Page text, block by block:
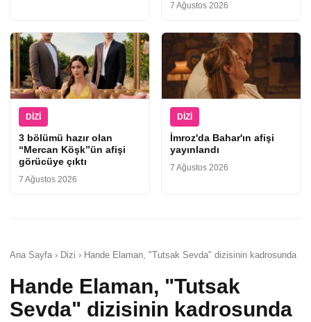
7 Ağustos 2026
DIZI
3 bölümü hazır olan
“Mercan Köşk”ün afişi
görücüye çıktı
7 Ağustos 2026
DIZI
İmroz'da Bahar'ın afişi
yayınlandı
7 Ağustos 2026
Ana Sayfa › Dizi › Hande Elaman, "Tutsak Sevda" dizisinin kadrosunda
Hande Elaman, "Tutsak
Sevda" dizisinin kadrosunda